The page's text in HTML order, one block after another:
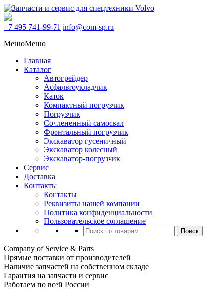
+7 495 741-99-71 info@com-sp.ru
МенюМеню
Главная
Каталог
Автогрейдер
Асфальтоукладчик
Каток
Компактный погрузчик
Погрузчик
Сочлененный самосвал
Фронтальный погрузчик
Экскаватор гусеничный
Экскаватор колесный
Экскаватор-погрузчик
Сервис
Доставка
Контакты
Контакты
Реквизиты нашей компании
Политика конфиденциальности
Пользовательское соглашение
Искать:
Поиск
Company of Service & Parts
Прямые поставки от производителей
Наличие запчастей на собственном складе
Гарантия на запчасти и сервис
Работаем по всей России